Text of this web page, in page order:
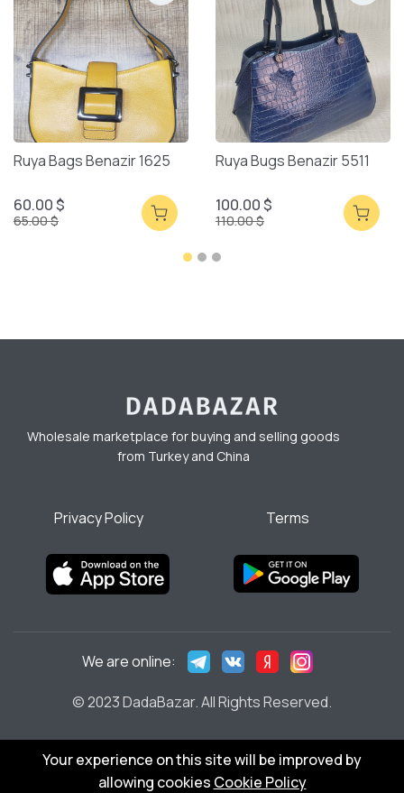
Ruya Bags Benazir 1625
60.00 $
65.00 $
Ruya Bugs Benazir 5511
100.00 $
110.00 $
Wholesale marketplace for buying and selling goods
from Turkey and China
Privacy Policy Terms
© 2023 DadaBazar. All Rights Reserved.
We are online:
Your experience on this site will be improved by
allowing cookies Cookie Policy